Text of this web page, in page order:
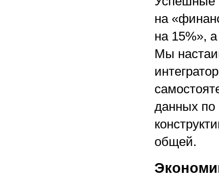
на
на 15%»,
Мы
данных по
общей.